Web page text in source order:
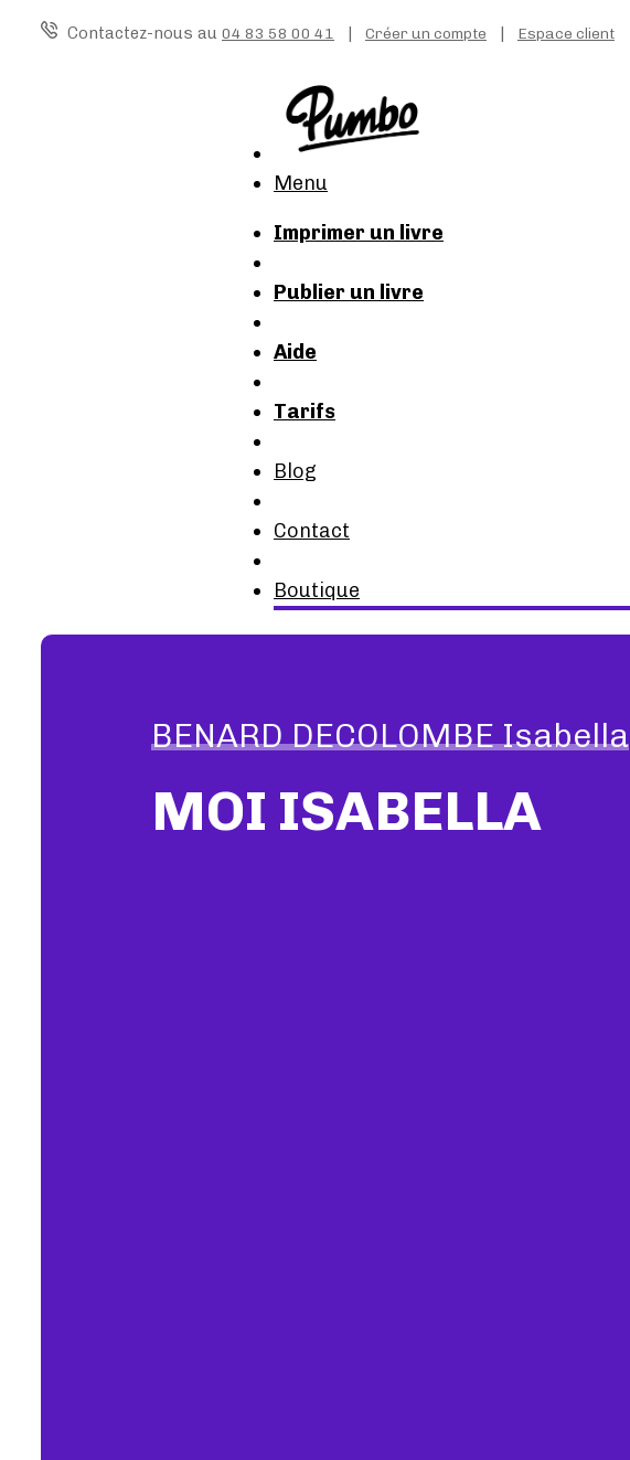
Contactez-nous au 04 83 58 00 41 | Créer un compte | Espace client
Menu
Imprimer un livre
Publier un livre
Aide
Tarifs
Blog
Contact
Boutique
BENARD DECOLOMBE Isabella
MOI ISABELLA